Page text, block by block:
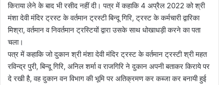
किराया लेने के बाद भी रसीद नहीं दी। पत्र में कहाकि 4 अप्रैल 2022 को श्री
मंशा देवी मंदिर ट्रस्ट के वर्तमान ट्रस्टी बिन्दू गिरि, ट्रस्ट के कर्मचारी द्वारिका
मिश्रा, वर्तमान व निवर्तमान ट्रस्टियों द्वारा उसके साथ धोखाधड़ी करने का पता
चला।
पत्र में कहाकि जो दुकान श्री मंशा देवी मंदिर ट्रस्ट के वर्तमान ट्रस्टी श्री महत
रविन्द्र पुरी, बिन्दू गिरि, अनिल शर्मा व राजगिरि ने दुकान अपनी बताकर किराये पर
दे रखी है, वह दुकान वन विभाग की भूमि पर अतिक्रमण कर कब्जा कर बनायी हुई